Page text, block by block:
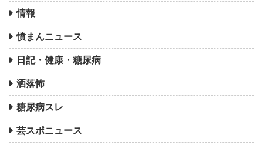
情報
憤まんニュース
日記・健康・糖尿病
洒落怖
糖尿病スレ
芸スポニュース